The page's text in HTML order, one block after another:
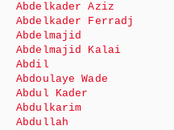
Abdelkader Aziz
Abdelkader Ferradj
Abdelmajid
Abdelmajid Kalai
Abdil
Abdoulaye Wade
Abdul Kader
Abdulkarim
Abdullah